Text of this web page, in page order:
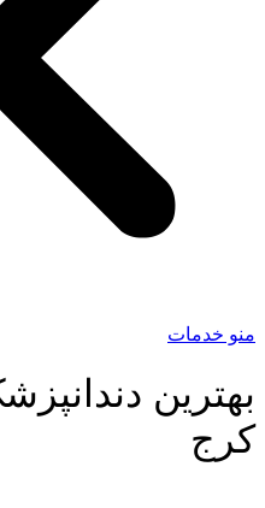
منو خدمات
بهترین
کرج